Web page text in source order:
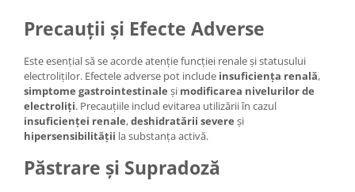
Precauții și Efecte Adverse
Este esențial să se acorde atenție funcției renale și statusului
electroliților. Efectele adverse pot include insuficiența renală,
simptome gastrointestinale și modificarea nivelurilor de
electroliți. Precauțiile includ evitarea utilizării în cazul
insuficienței renale,deshidratării severe și
hipersensibilității la substanța activă.
Păstrare și Supradoză